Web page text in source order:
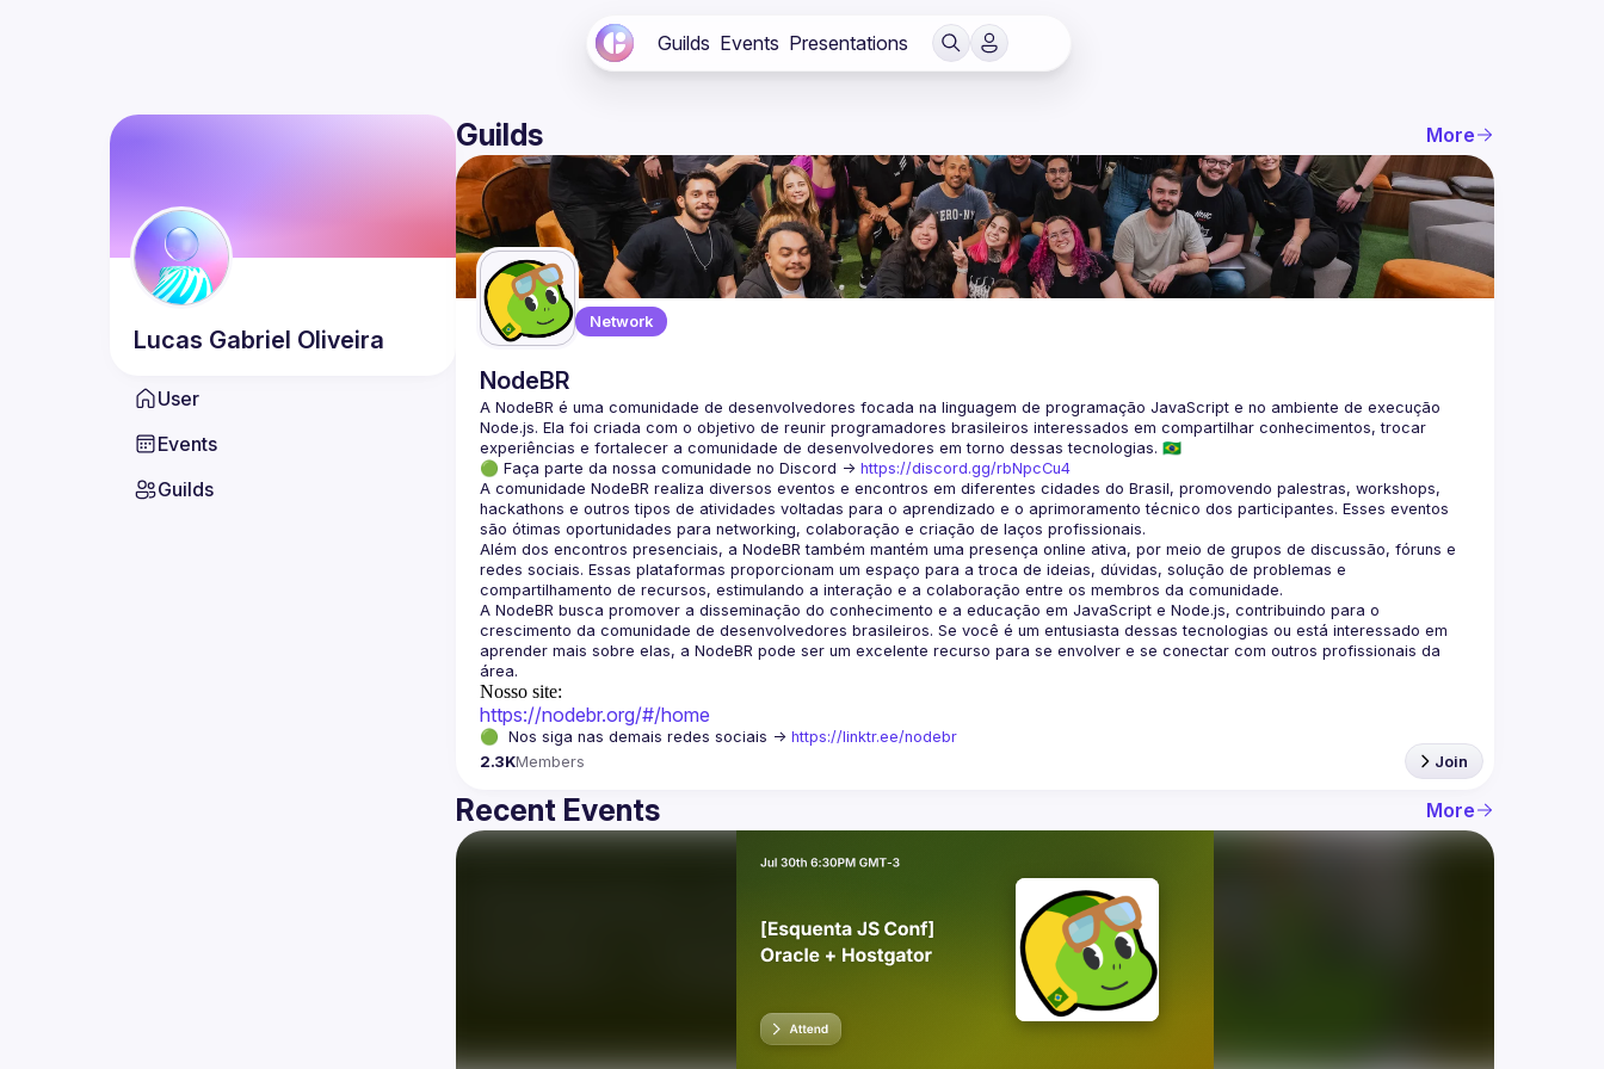
Guilds Events Presentations
Lucas Gabriel Oliveira
User
Events
Guilds
Guilds More
Network
NodeBR
A NodeBR é uma comunidade de desenvolvedores focada na linguagem de programação JavaScript e no ambiente de execução
Node.js. Ela foi criada com o objetivo de reunir programadores brasileiros interessados em compartilhar conhecimentos, trocar
🟢 Faça parte da nossa comunidade no Discord -> https://discord.gg/rbNpcCu4
A comunidade NodeBR realiza diversos eventos e encontros em diferentes cidades do Brasil, promovendo palestras, workshops,
hackathons e outros tipos de atividades voltadas para o aprendizado e o aprimoramento técnico dos participantes. Esses eventos
Além dos encontros presenciais, a NodeBR também mantém uma presença online ativa, por meio de grupos de discussão, fóruns e
redes sociais. Essas plataformas proporcionam um espaço para a troca de ideias, dúvidas, solução de problemas e
A NodeBR busca promover a disseminação do conhecimento e a educação em JavaScript e Node.js, contribuindo para o
crescimento da comunidade de desenvolvedores brasileiros. Se você é um entusiasta dessas tecnologias ou está interessado em
aprender mais sobre elas, a NodeBR pode ser um excelente recurso para se envolver e se conectar com outros profissionais da
Nosso site:
https://nodebr.org/#/home
🟢  Nos siga nas demais redes sociais -> https://linktr.ee/nodebr
2.3KMembers Join
Recent Events More